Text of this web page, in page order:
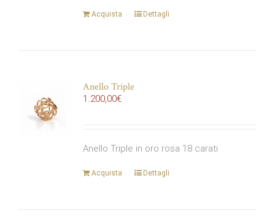
Acquista Dettagli
Anello Triple
1.200,00€
Anello Triple in oro rosa 18 carati
Acquista Dettagli